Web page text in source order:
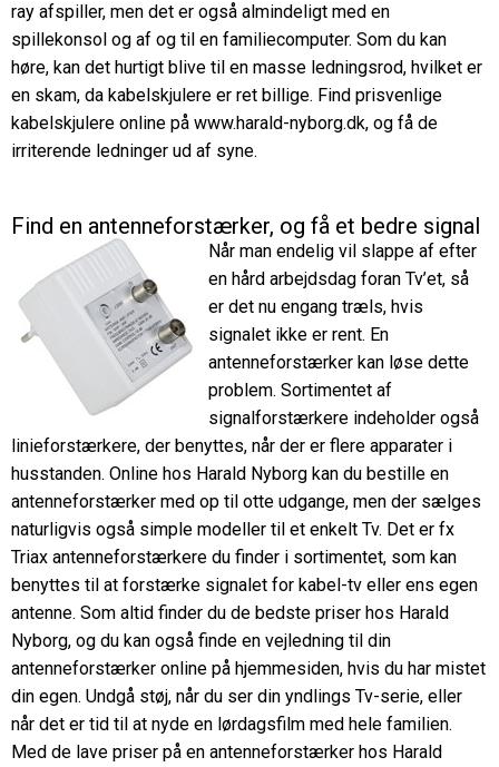
ray afspiller, men det er også almindeligt med en
spillekonsol og af og til en familiecomputer. Som du kan
høre, kan det hurtigt blive til en masse ledningsrod, hvilket er
en skam, da kabelskjulere er ret billige. Find prisvenlige
kabelskjulere online på www.harald-nyborg.dk, og få de
irriterende ledninger ud af syne.
Find en antenneforstærker, og få et bedre signal
Når man endelig vil slappe af efter
en hård arbejdsdag foran Tv’et, så
er det nu engang træls, hvis
signalet ikke er rent. En
antenneforstærker kan løse dette
problem. Sortimentet af
signalforstærkere indeholder også
linieforstærkere, der benyttes, når der er flere apparater i
husstanden. Online hos Harald Nyborg kan du bestille en
antenneforstærker med op til otte udgange, men der sælges
naturligvis også simple modeller til et enkelt Tv. Det er fx
Triax antenneforstærkere du finder i sortimentet, som kan
benyttes til at forstærke signalet for kabel-tv eller ens egen
antenne. Som altid finder du de bedste priser hos Harald
Nyborg, og du kan også finde en vejledning til din
antenneforstærker online på hjemmesiden, hvis du har mistet
din egen. Undgå støj, når du ser din yndlings Tv-serie, eller
når det er tid til at nyde en lørdagsfilm med hele familien.
Med de lave priser på en antenneforstærker hos Harald